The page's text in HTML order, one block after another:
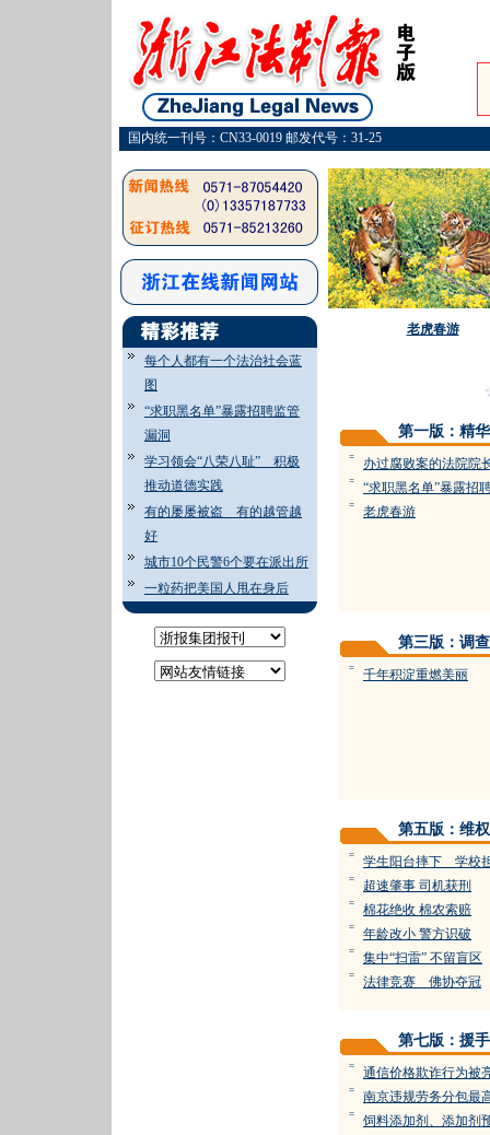
国内统一刊号：CN33-0019 邮发代号：31-25
每个人都有一个法治社会蓝
图
“求职黑名单”暴露招聘监管
漏洞
学习领会“八荣八耻” 积极
推动道德实践
有的屡屡被盗 有的越管越
好
城市10个民警6个要在派出所
一粒药把美国人甩在身后
老虎春游
第一版：精
= 办过腐败案的法院院
= “求职黑名单”暴露招
= 老虎春游
第三版：调查
= 千年积淀重燃美丽
第五版：维权
= 学生阳台摔下 学校
= 超速肇事 司机获刑
= 棉花绝收 棉农索赔
= 年龄改小 警方识破
= 集中“扫雷” 不留盲区
= 法律竞赛 佛协夺冠
第七版：援手
= 通信价格欺诈行为被
= 南京违规劳务分包最
=
饲料添加剂、添加剂